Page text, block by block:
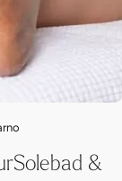
&